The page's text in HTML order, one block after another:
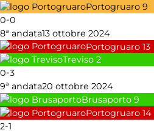
Portogruaro 9
0-0
8ª andata13 ottobre 2024
Portogruaro 13
Treviso 2
0-3
9ª andata20 ottobre 2024
Brusaporto 9
Portogruaro 14
2-1